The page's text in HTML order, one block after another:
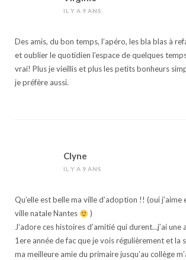
IL Y A 9 ANS
Des amis, du bon temps, l’apéro, les bla blas à
et oublier le quotidien l’espace de quelques
vrai! Plus je vieillis et plus les petits bonheurs
je préfère aussi.
Clyne
IL Y A 9 ANS
Qu’elle est belle ma ville d’adoption !! (oui j’aime
ville natale Nantes
)
J’adore ces histoires d’amitié qui durent…j’ai une
1ere année de fac que je vois régulièrement et la
ma meilleure amie du primaire jusqu’au collège